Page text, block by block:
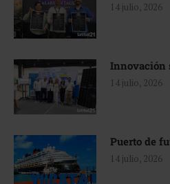
14 julio, 2026
Innovación
14 julio, 2026
Puerto de
14 julio, 2026